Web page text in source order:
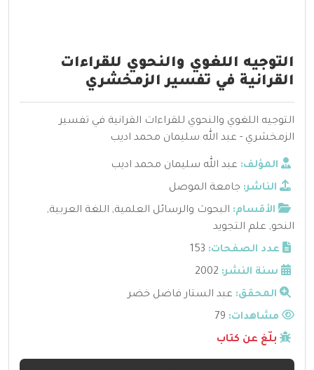
التوجيه اللغوي والنحوي للقراءات
القرانية في تفسير الزمخشري
التوجيه اللغوي والنحوي للقراءات القرانية في تفسير
الزمخشري - عبد الله سليمان محمد اديب
المؤلف: عبد الله سليمان محمد اديب
الناشر: جامعة الموصل
الأقسام: البحوث والرسائل العلمية, اللغة العربية,
النحو, علم التجويد
عدد الصفحات: 153
سنة النشر: 2002
المحقق: عبد الستار فاضل خضر
مشاهدات:
بلّغ عن كتاب